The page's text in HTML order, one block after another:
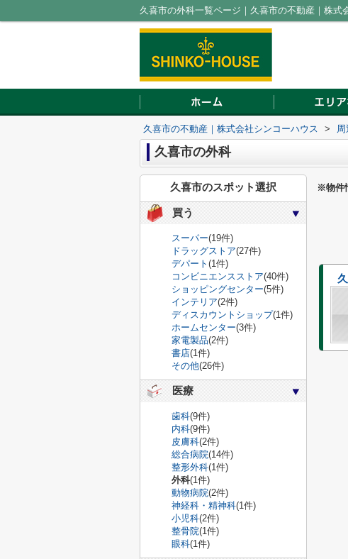
久喜市の外科一覧ページ｜久喜市の不動産｜株式
久喜市の不動産｜株式会社シンコーハウス > 周
久喜市の外科
※物件
久喜市のスポット選択
買う
スーパー(19件)
ドラッグストア(27件)
デパート (1件)
コンビニエンスストア(40件)
ショッピングセンター(5件)
インテリア(2件)
ディスカウントショップ(1件)
ホームセンター(3件)
家電製品(2件)
書店(1件)
その他(26件)
医療
歯科(9件)
内科(9件)
皮膚科(2件)
総合病院(14件)
整形外科(1件)
外科(1件)
動物病院(2件)
神経科・精神科(1件)
小児科(2件)
整骨院(1件)
眼科(1件)